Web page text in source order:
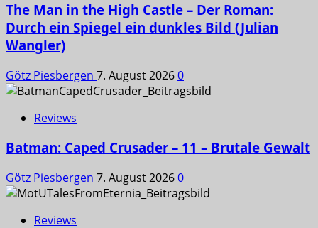
The Man in the High Castle – Der Roman:
Durch ein Spiegel ein dunkles Bild (Julian
Wangler)
Götz Piesbergen 7. August 20260
Reviews
Batman: Caped Crusader – 11 – Brutale Gewalt
Götz Piesbergen 7. August 20260
Reviews